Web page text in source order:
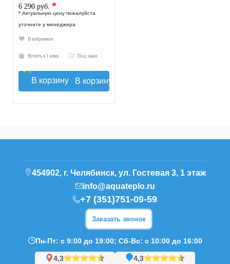
6 290 руб. *
* Актуальную цену пожалуйста
уточните у менеджера
В избранное
Купить в 1 клик Под заказ
В корзину
454902, г. Челябинск, ул. Гостевая 3, 1 этаж
info@aquateplo.ru
+7 (351)751-09-59
Заказать звонок
Пн-Пт: с 9:00 до 19:00; Сб-Вс: с 10:00 до 16:00
4,3 4,3